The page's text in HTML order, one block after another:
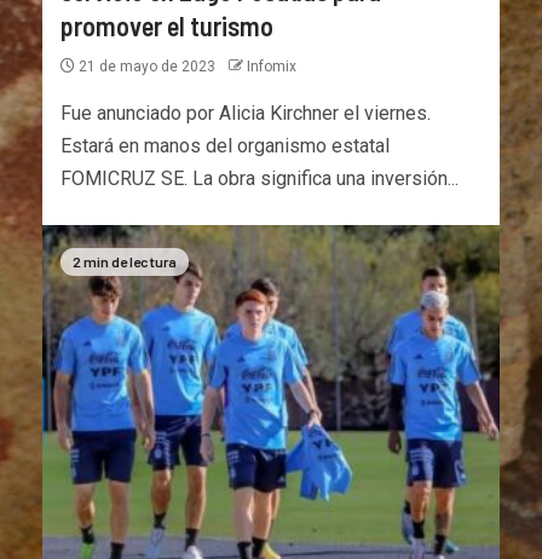
promover el turismo
21 de mayo de 2023 Infomix
Fue anunciado por Alicia Kirchner el viernes.
Estará en manos del organismo estatal
FOMICRUZ SE. La obra significa una inversión...
2 min de lectura